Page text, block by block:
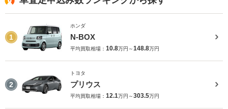
1
ホンダ
N-BOX
平均買取相場： 10.8万円～148.8万円
2
トヨタ
プリウス
平均買取相場： 12.1万円～303.5万円